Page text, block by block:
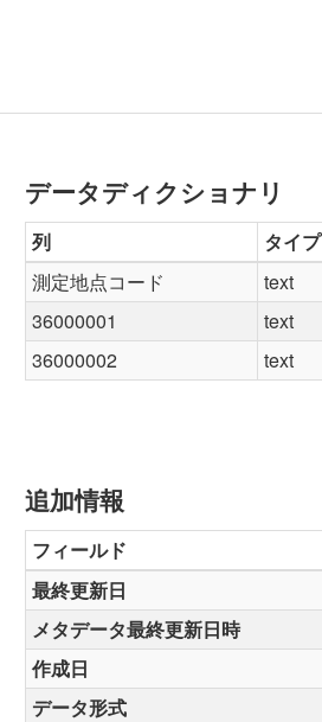
データディクショナリ
列 タイプ
測定地点コード
text
36000001
text
36000002
text
追加情報
フィールド
最終更新日
メタデータ最終更新日時
作成日
データ形式